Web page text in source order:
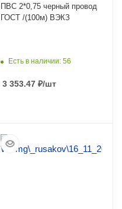
ПВС 2*0,75 черный провод
ГОСТ /(100м) ВЭКЗ
Есть в наличии: 56
3 353.47 ₽/шт